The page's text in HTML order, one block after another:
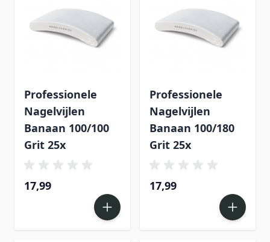
Professionele
Nagelvijlen
Banaan 100/100
Grit 25x
17,99
Professionele
Nagelvijlen
Banaan 100/180
Grit 25x
17,99